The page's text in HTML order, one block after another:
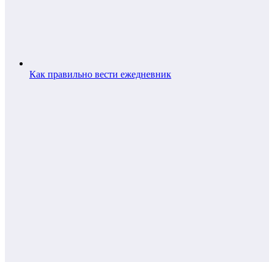
Как правильно вести ежедневник